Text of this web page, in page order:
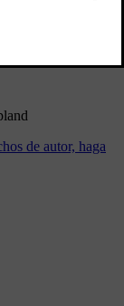
de autor, haga